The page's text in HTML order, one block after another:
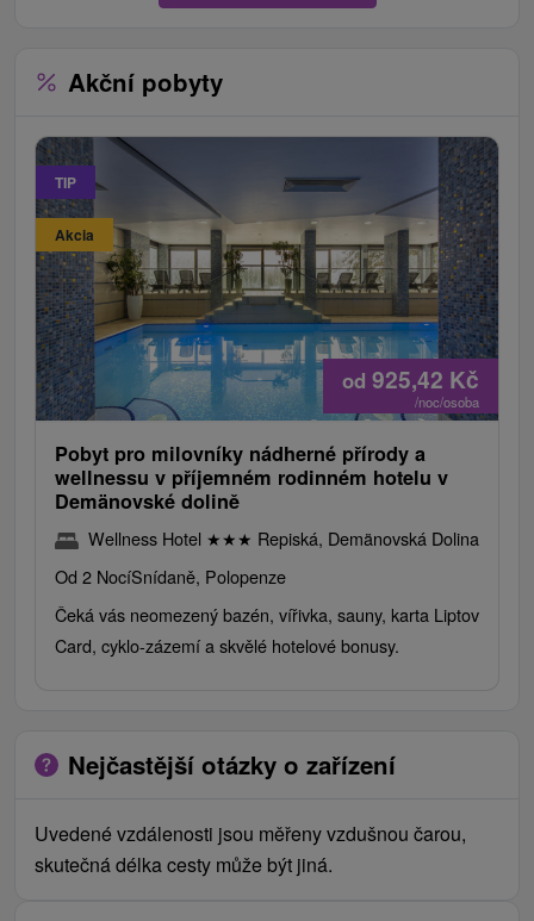
Akční pobyty
TIP
Akcia
od 925,42 Kč
/noc/osoba
Pobyt pro milovníky nádherné přírody a
wellnessu v příjemném rodinném hotelu v
Demänovské dolině
Wellness Hotel ★★★ Repiská, Demänovská Dolina
Od 2 NocíSnídaně, Polopenze
Čeká vás neomezený bazén, vířivka, sauny, karta Liptov
Card, cyklo-zázemí a skvělé hotelové bonusy.
Nejčastější otázky o zařízení
Uvedené vzdálenosti jsou měřeny vzdušnou čarou,
skutečná délka cesty může být jiná.